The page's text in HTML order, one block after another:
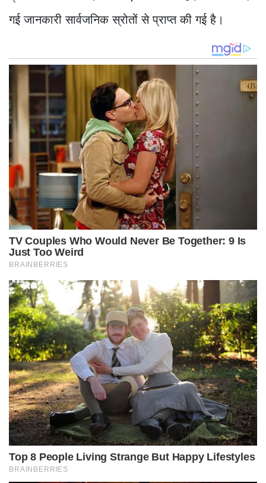
गई जानकारी सार्वजनिक स्रोतों से प्राप्त की गई है।